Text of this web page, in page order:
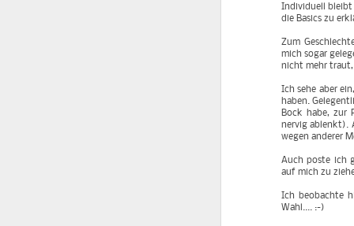
Individuell bleibt
die Basics zu
Zum
mich sogar
nicht mehr traut,
Ich sehe aber
haben.
Bock habe, zur
nervig ablenkt).
wegen anderer
Auch poste ich
auf mich zu
Ich beobachte
Wahl.... :-)